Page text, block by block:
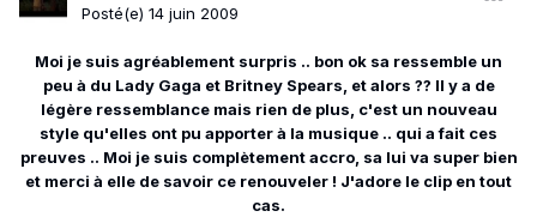
Posté(e) 14 juin 2009
Moi je suis agréablement surpris .. bon ok sa ressemble un
peu à du Lady Gaga et Britney Spears, et alors ?? Il y a de
légère ressemblance mais rien de plus, c'est un nouveau
style qu'elles ont pu apporter à la musique .. qui a fait ces
preuves .. Moi je suis complètement accro, sa lui va super bien
et merci à elle de savoir ce renouveler ! J'adore le clip en tout
cas.